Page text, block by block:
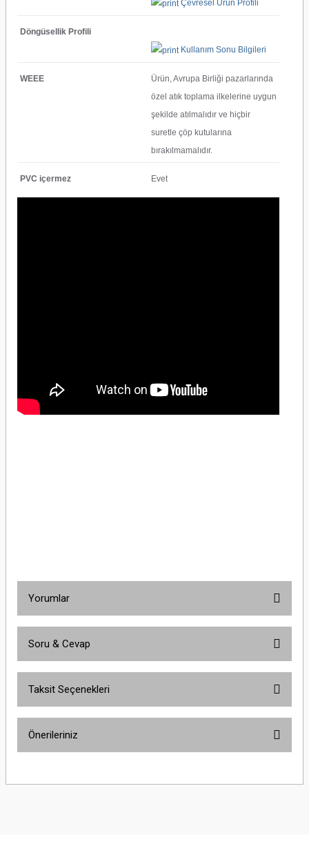
Çevresel Ürün Profili
Döngüsellik Profili
Kullanım Sonu Bilgileri
WEEE
Ürün, Avrupa Birliği pazarlarında
özel atık toplama ilkelerine uygun
şekilde atılmalıdır ve hiçbir
suretle çöp kutularına
bırakılmamalıdır.
PVC içermez Evet
Yorumlar
Soru & Cevap
Taksit Seçenekleri
Önerileriniz
yetersiz gördüğünüz noktaları öneri formunu kullanarak tarafımıza